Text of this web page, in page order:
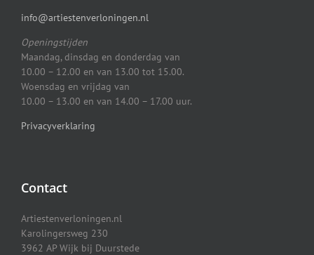
info@artiestenverloningen.nl
Openingstijden
Maandag, dinsdag en donderdag van
10.00 – 12.00 en van 13.00 tot 15.00.
Woensdag en vrijdag van
10.00 – 13.00 en van 14.00 – 17.00 uur.
Privacyverklaring
Contact
Artiestenverloningen.nl
Karolingersweg 230
3962 AP Wijk bij Duurstede